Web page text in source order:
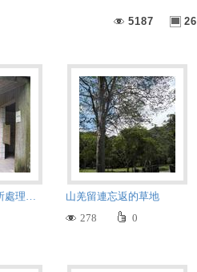
26
5187
福山植物園的廁所處理過的水 可以生飲
山羌留連忘返的草地
278
0